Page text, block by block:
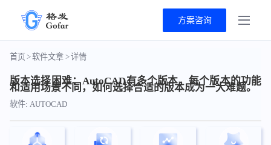
方案咨询
首页>软件文章 >详情
版本选择困难：AutoCAD有多个版本，每个版本的功能
和适用场景不同，如何选择合适的版本成为一大难题。
软件: AUTOCAD